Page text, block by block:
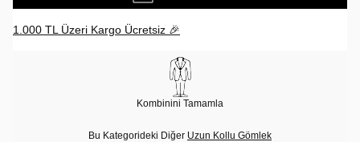
1.000 TL Üzeri Kargo Ücretsiz 🎉
Kombinini Tamamla
Bu Kategorideki Diğer Uzun Kollu Gömlek